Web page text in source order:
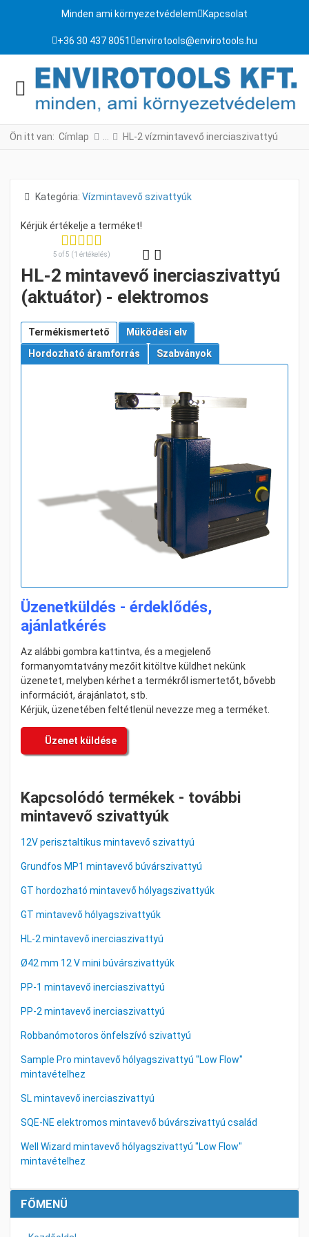
Minden ami környezetvédelem Kapcsolat
+36 30 437 8051 envirotools@envirotools.hu
Ön itt van: Címlap HL-2 vízmintavevő inerciaszivattyú
FŐMENÜ
Részletek
Kategória: Vízmintavevő szivattyúk
5 of 5 (1 értékelés)
HL-2 mintavevő inerciaszivattyú
(aktuátor) - elektromos
Termékismertető
Működési elv
Hordozható áramforrás
Szabványok
Üzenetküldés - érdeklődés,
ajánlatkérés
Az alábbi gombra kattintva, és a megjelenő
formanyomtatvány mezőit kitöltve küldhet nekünk
üzenetet, melyben kérhet a termékről ismertetőt, bővebb
információt, árajánlatot, stb.
Kérjük, üzenetében feltétlenül nevezze meg a terméket.
Üzenet küldése
Kapcsolódó termékek - további
mintavevő szivattyúk
12V perisztaltikus mintavevő szivattyú
Grundfos MP1 mintavevő búvárszivattyú
GT hordozható mintavevő hólyagszivattyúk
GT mintavevő hólyagszivattyúk
HL-2 mintavevő inerciaszivattyú
Ø42 mm 12 V mini búvárszivattyúk
PP-1 mintavevő inerciaszivattyú
PP-2 mintavevő inerciaszivattyú
Robbanómotoros önfelszívó szivattyú
Sample Pro mintavevő hólyagszivattyú "Low Flow"
mintavételhez
SL mintavevő inerciaszivattyú
SQE-NE elektromos mintavevő búvárszivattyú család
Well Wizard mintavevő hólyagszivattyú "Low Flow"
mintavételhez